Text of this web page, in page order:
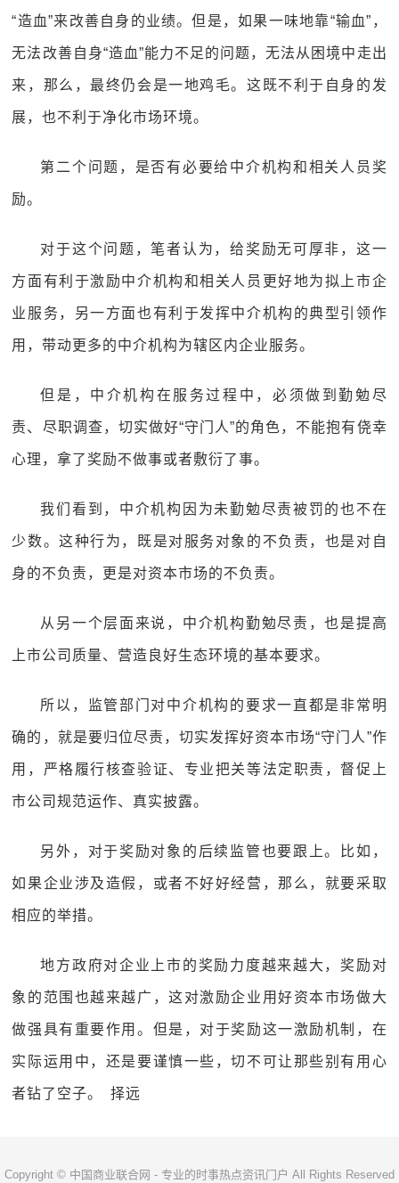
“造血”来改善自身的业绩。但是，如果一味地靠“输血”，
无法改善自身“造血”能力不足的问题，无法从困境中走出
来，那么，最终仍会是一地鸡毛。这既不利于自身的发
展，也不利于净化市场环境。
第二个问题，是否有必要给中介机构和相关人员奖
励。
对于这个问题，笔者认为，给奖励无可厚非，这一
方面有利于激励中介机构和相关人员更好地为拟上市企
业服务，另一方面也有利于发挥中介机构的典型引领作
用，带动更多的中介机构为辖区内企业服务。
但是，中介机构在服务过程中，必须做到勤勉尽
责、尽职调查，切实做好“守门人”的角色，不能抱有侥幸
心理，拿了奖励不做事或者敷衍了事。
我们看到，中介机构因为未勤勉尽责被罚的也不在
少数。这种行为，既是对服务对象的不负责，也是对自
身的不负责，更是对资本市场的不负责。
从另一个层面来说，中介机构勤勉尽责，也是提高
上市公司质量、营造良好生态环境的基本要求。
所以，监管部门对中介机构的要求一直都是非常明
确的，就是要归位尽责，切实发挥好资本市场“守门人”作
用，严格履行核查验证、专业把关等法定职责，督促上
市公司规范运作、真实披露。
另外，对于奖励对象的后续监管也要跟上。比如，
如果企业涉及造假，或者不好好经营，那么，就要采取
相应的举措。
地方政府对企业上市的奖励力度越来越大，奖励对
象的范围也越来越广，这对激励企业用好资本市场做大
做强具有重要作用。但是，对于奖励这一激励机制，在
实际运用中，还是要谨慎一些，切不可让那些别有用心
者钻了空子。 择远
Copyright © 中国商业联合网 - 专业的时事热点资讯门户 All Rights Reserved